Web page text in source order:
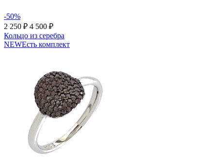
-50%
2 250 ₽ 4 500 ₽
Кольцо из серебра
NEWЕсть комплект